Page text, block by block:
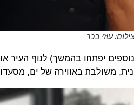
בכר
סמואל, 61 חדרים הצופים לים (50 חדרים נוספים יפתחו
משולבת באווירה של ים, מסעדות